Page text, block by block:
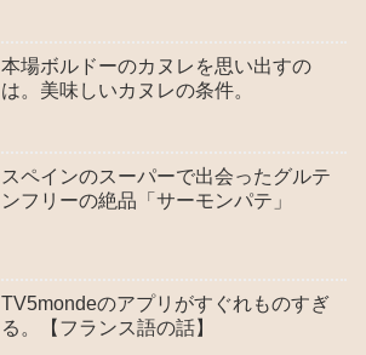
本場ボルドーのカヌレを思い出すの
は。美味しいカヌレの条件。
スペインのスーパーで出会ったグルテ
ンフリーの絶品「サーモンパテ」
TV5mondeのアプリがすぐれものすぎ
る。【フランス語の話】